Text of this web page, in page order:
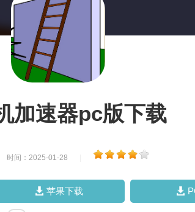
加速器pc版下载
时间：2025-01-28
苹果下载